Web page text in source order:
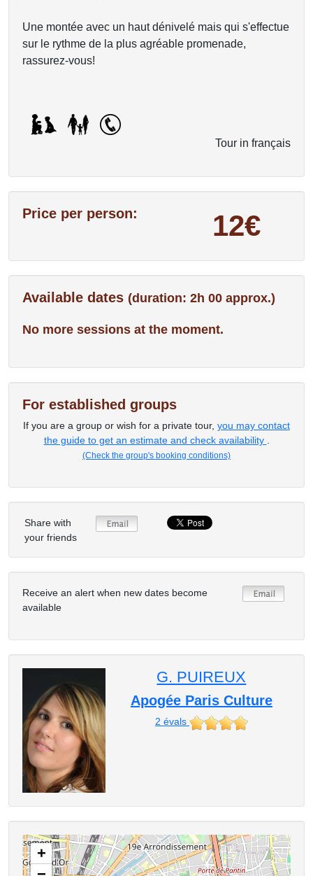
Une montée avec un haut dénivelé mais qui s'effectue
sur le rythme de la plus agréable promenade,
rassurez-vous!
Tour in français
Price per person: 12€
Available dates (duration: 2h 00 approx.)
No more sessions at the moment.
For established groups
If you are a group or wish for a private tour, you may contact
the guide to get an estimate and check availability
(Check the group's booking conditions)
Share with
your friends
Receive an alert when new dates become
available
G. PUIREUX
Apogée Paris Culture
2 évals
+